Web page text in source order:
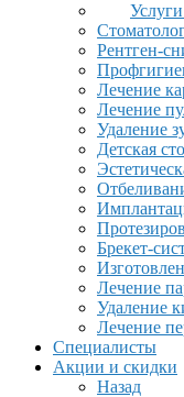
Рентген-
Лечение
Лечение
Удаление
Детская
Брекет-
Лечение
Удаление
Лечение
Специалисты
Акции и скидки
Назад